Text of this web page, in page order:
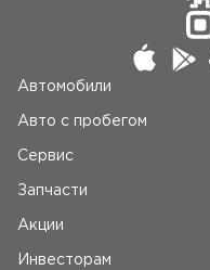
Автомобили
Авто c пробегом
Сервис
Запчасти
Акции
Инвесторам